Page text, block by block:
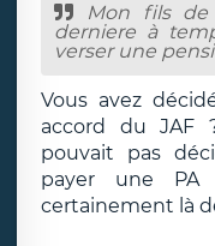
Mon fils de
derniere à
verser une
Vous avez
accord du JAF
pouvait pas
payer une PA
certainement là